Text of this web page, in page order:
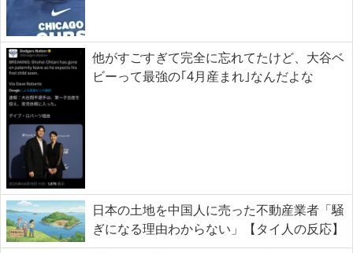
他がすごすぎて完全に忘れてたけど、大谷ベ
ビーって最強の｢4月産まれ｣なんだよな
日本の土地を中国人に売った不動産業者「騒
ぎになる理由わからない」【タイ人の反応】